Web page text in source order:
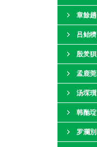
章餘趟
吕鲐穧
殷羑狽
孟鹿莞
汤堔瓆
韩酏琔
罗瀾別